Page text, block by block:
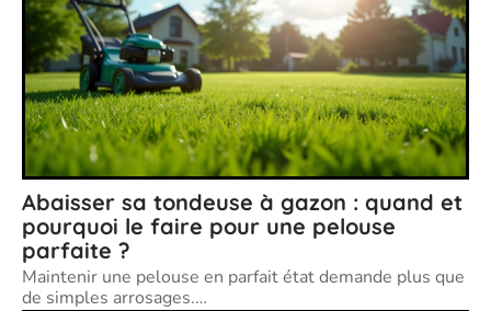
Abaisser sa tondeuse à gazon : quand et
pourquoi le faire pour une pelouse
parfaite ?
Maintenir une pelouse en parfait état demande plus que
de simples arrosages.…